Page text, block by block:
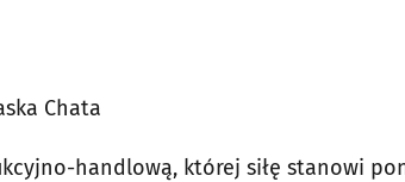
Chata
handlową, której siłę stanowi